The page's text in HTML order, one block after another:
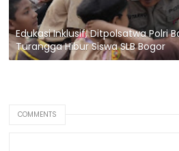
Edukasi Inklusif, Ditpolsatwa Polri
Turangga Hibur Siswa SLB Bogor
COMMENTS